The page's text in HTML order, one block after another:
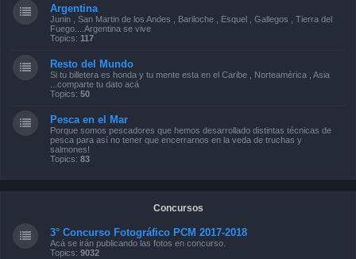
Argentina
Junin , San Martin de los Andes , Bariloche , Esquel , Gallegos , Tierra del
Fuego....Argentina se vive
Topics: 117
Resto del Mundo
Si tu billetera es honda y tu mente esta en el Caribe , Norteamérica , Asia
...comparte tu dato acá
Topics: 50
Pesca en el Mar
Porque somos pescadores que hemos desarrollado distintas técnicas de
pesca para así no tener que encerrarnos en la veda de truchas y
salmones!
Topics: 83
Concursos
3° Concurso Fotográfico PCM 2017-2018
Acá se irán publicando las fotos en concurso.
Topics: 9032